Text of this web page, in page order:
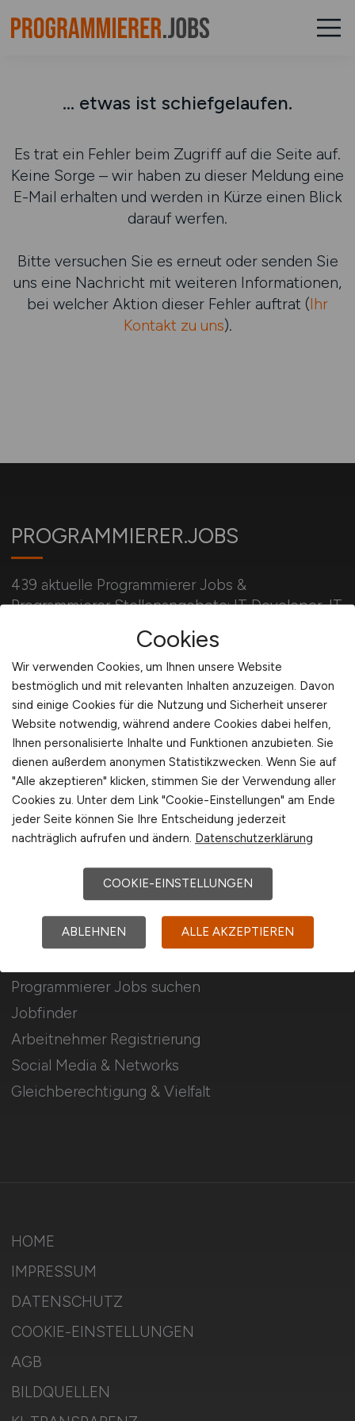
... etwas ist schiefgelaufen.
Es trat ein Fehler beim Zugriff auf die Seite auf.
Keine Sorge – wir haben zu dieser Meldung eine
E-Mail erhalten und werden in Kürze einen Blick
darauf werfen.
Bitte versuchen Sie es erneut oder senden Sie
uns eine Nachricht mit weiteren Informationen,
bei welcher Aktion dieser Fehler auftrat (Ihr
Kontakt zu uns).
PROGRAMMIERER.JOBS
439 aktuelle Programmierer Jobs &
Programmierer Stellenangebote: IT Developer, IT
Entwickler, IT Engineer, Developer, C/C++, C#,
Software Entwickler
Für Arbeitnehmer
Programmierer Jobs suchen
Jobfinder
Arbeitnehmer Registrierung
Social Media & Networks
Gleichberechtigung & Vielfalt
Für Arbeitgeber
Stellenanzeigen schalten
Mediadaten & Konditionen
Arbeitgeber Seite
Arbeitgeber Kontakt
Karrierenetzwerk
HOME
IMPRESSUM
DATENSCHUTZ
COOKIE-EINSTELLUNGEN
AGB
BILDQUELLEN
Cookies
Wir verwenden Cookies, um Ihnen unsere Website
bestmöglich und mit relevanten Inhalten anzuzeigen. Davon
sind einige Cookies für die Nutzung und Sicherheit unserer
Website notwendig, während andere Cookies dabei helfen,
Ihnen personalisierte Inhalte und Funktionen anzubieten. Sie
dienen außerdem anonymen Statistikzwecken. Wenn Sie auf
"Alle akzeptieren" klicken, stimmen Sie der Verwendung aller
Cookies zu. Unter dem Link "Cookie-Einstellungen" am Ende
jeder Seite können Sie Ihre Entscheidung jederzeit
nachträglich aufrufen und ändern. Datenschutzerklärung
COOKIE-EINSTELLUNGEN
ABLEHNEN ALLE AKZEPTIEREN